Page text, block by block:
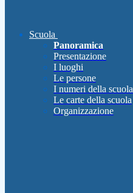
Scuola
Panoramica
Presentazione
I luoghi
Le persone
I numeri della scuola
Le carte della scuola
Organizzazione